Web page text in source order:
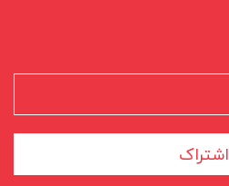
اشتراک